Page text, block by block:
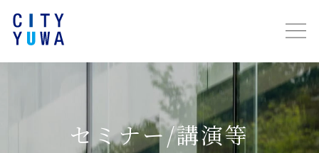
セミナー/講演等